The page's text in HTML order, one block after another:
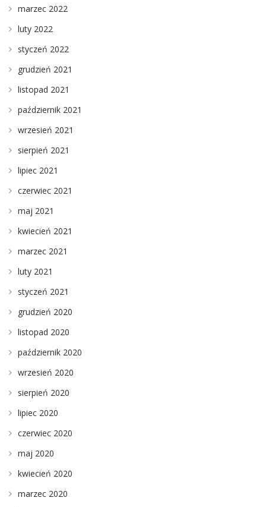
marzec 2022
luty 2022
styczeń 2022
grudzień 2021
listopad 2021
październik 2021
wrzesień 2021
sierpień 2021
lipiec 2021
czerwiec 2021
maj 2021
kwiecień 2021
marzec 2021
luty 2021
styczeń 2021
grudzień 2020
listopad 2020
październik 2020
wrzesień 2020
sierpień 2020
lipiec 2020
czerwiec 2020
maj 2020
kwiecień 2020
marzec 2020